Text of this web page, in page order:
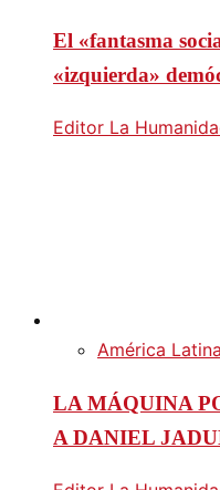
El «fantasma
«izquierda»
Editor La
América Latina
LA MÁQUINA
A DANIEL